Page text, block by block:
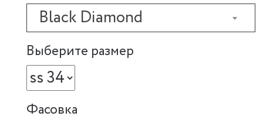
Black Diamond
Выберите размер
Фасовка